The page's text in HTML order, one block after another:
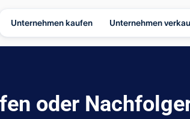
Unternehmen kaufen Unternehmen
oder